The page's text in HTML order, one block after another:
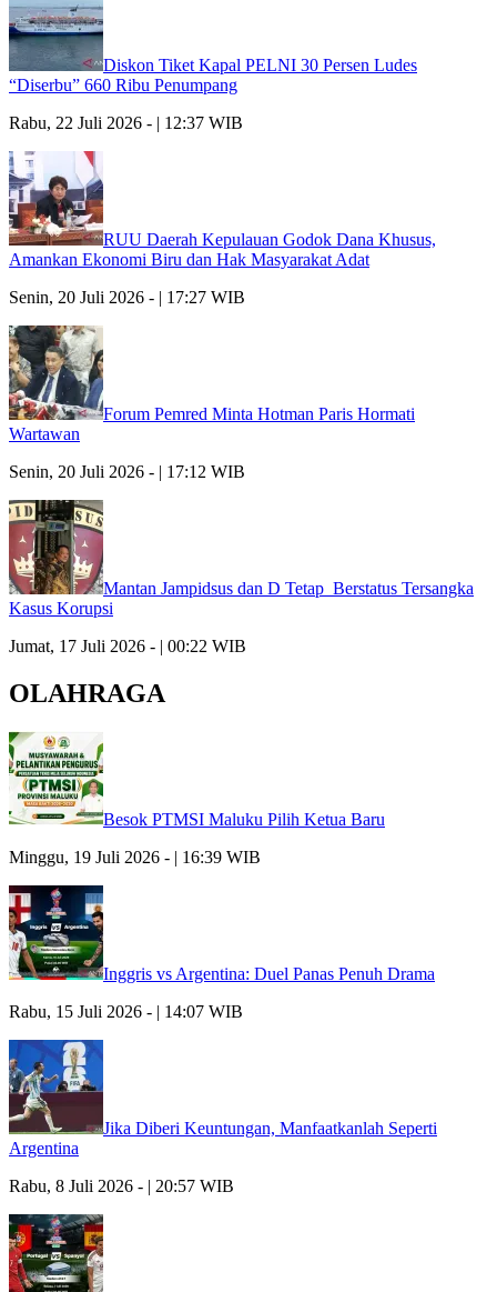
Diskon Tiket Kapal PELNI 30 Persen Ludes
“Diserbu” 660 Ribu Penumpang
Rabu, 22 Juli 2026 - | 12:37 WIB
RUU Daerah Kepulauan Godok Dana Khusus,
Amankan Ekonomi Biru dan Hak Masyarakat Adat
Senin, 20 Juli 2026 - | 17:27 WIB
Forum Pemred Minta Hotman Paris Hormati
Wartawan
Senin, 20 Juli 2026 - | 17:12 WIB
Mantan Jampidsus dan D Tetap Berstatus Tersangka
Kasus Korupsi
Jumat, 17 Juli 2026 - | 00:22 WIB
OLAHRAGA
Besok PTMSI Maluku Pilih Ketua Baru
Minggu, 19 Juli 2026 - | 16:39 WIB
Inggris vs Argentina: Duel Panas Penuh Drama
Rabu, 15 Juli 2026 - | 14:07 WIB
Jika Diberi Keuntungan, Manfaatkanlah Seperti
Argentina
Rabu, 8 Juli 2026 - | 20:57 WIB